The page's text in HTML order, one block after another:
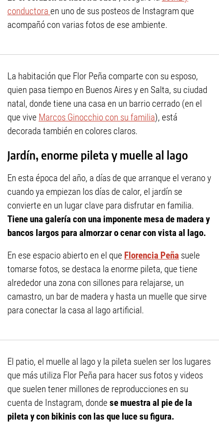
conductora en uno de sus posteos de Instagram que
acompañó con varias fotos de ese ambiente.
La habitación que Flor Peña comparte con su esposo,
quien pasa tiempo en Buenos Aires y en Salta, su ciudad
natal, donde tiene una casa en un barrio cerrado (en el
que vive Marcos Ginocchio con su familia), está
decorada también en colores claros.
Jardín, enorme pileta y muelle al lago
En esta época del año, a días de que arranque el verano y
cuando ya empiezan los días de calor, el jardín se
convierte en un lugar clave para disfrutar en familia.
Tiene una galería con una imponente mesa de madera y
bancos largos para almorzar o cenar con vista al lago.
En ese espacio abierto en el que Florencia Peña suele
tomarse fotos, se destaca la enorme pileta, que tiene
alrededor una zona con sillones para relajarse, un
camastro, un bar de madera y hasta un muelle que sirve
para conectar la casa al lago artificial.
El patio, el muelle al lago y la pileta suelen ser los lugares
que más utiliza Flor Peña para hacer sus fotos y videos
que suelen tener millones de reproducciones en su
cuenta de Instagram, donde se muestra al pie de la
pileta y con bikinis con las que luce su figura.